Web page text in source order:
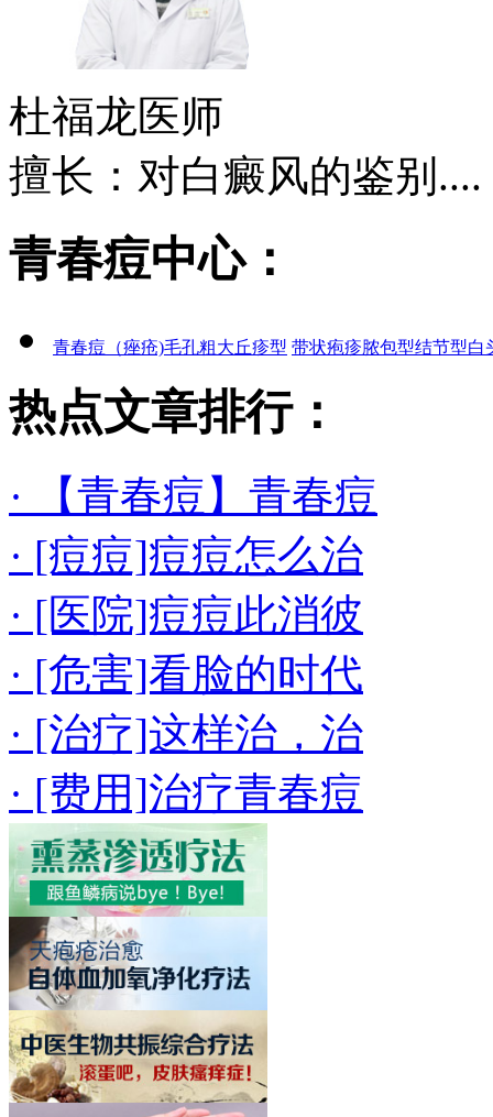
杜福龙医师
擅长：对白癜风的鉴别....
青春痘中心：
青春痘（痤疮)毛孔粗大 丘疹型 带状疱疹脓包型结节型白
热点文章排行：
· 【青春痘】青春痘
· [痘痘]痘痘怎么治
· [医院]痘痘此消彼
· [危害]看脸的时代
· [治疗]这样治，治
· [费用]治疗青春痘